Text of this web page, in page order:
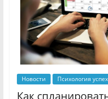
Новости Психология
Как